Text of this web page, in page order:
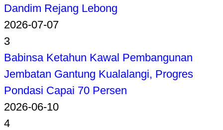
Dandim Rejang Lebong
2026-07-07
3
Babinsa Ketahun Kawal Pembangunan
Jembatan Gantung Kualalangi, Progres
Pondasi Capai 70 Persen
2026-06-10
4